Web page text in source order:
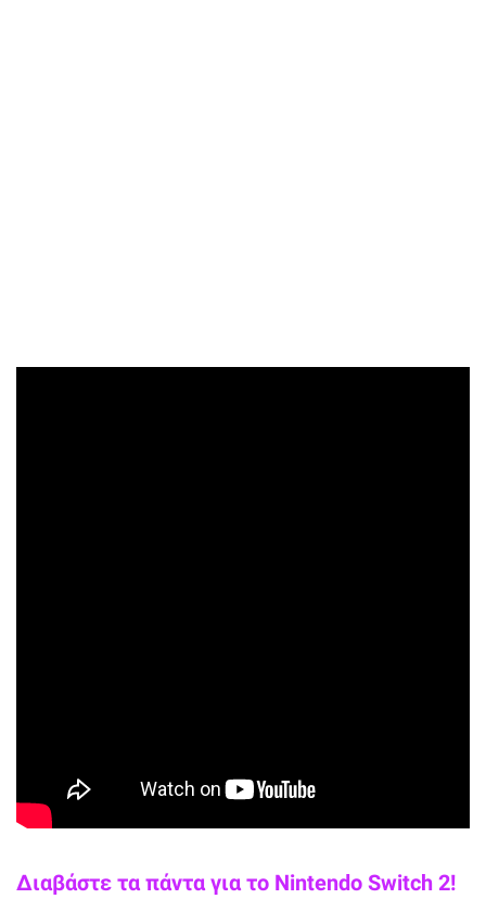
Διαβάστε τα πάντα για το Nintendo Switch 2!